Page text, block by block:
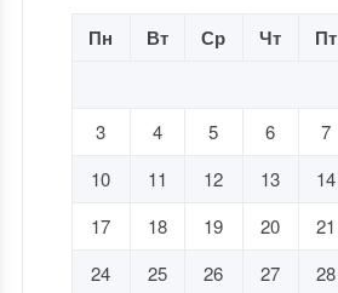
Пн Вт Ср Чт Пт
3
4 5 6 7
10 11 12 13 14
17
18 19 20 21
24
25 26 27 28